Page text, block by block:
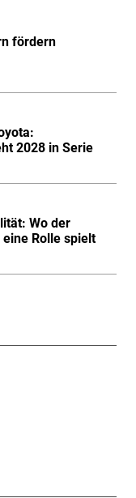
fördern
2028 in Serie
Wo der
Rolle spielt